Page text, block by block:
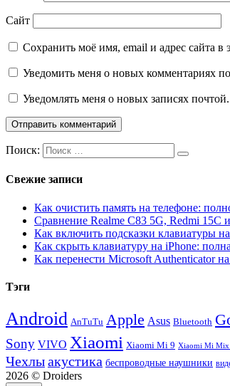
Сайт
Сохранить моё имя, email и адрес сайта
Уведомить меня о новых комментариях
Уведомлять меня о новых записях почтой.
Поиск:
Свежие записи
Как очистить память на телефоне:
Сравнение Realme C83 5G, Redmi 15C
Как включить подсказки клавиатуры
Как скрыть клавиатуру на iPhone:
Как перенести Microsoft Authenticator
Тэги
Android AnTuTu Apple Asus Bluetooth
Sony VIVO Xiaomi Xiaomi Mi 9 Xiaomi Mi Mix
Чехлыакустика беспроводные наушники
2026 © Droiders